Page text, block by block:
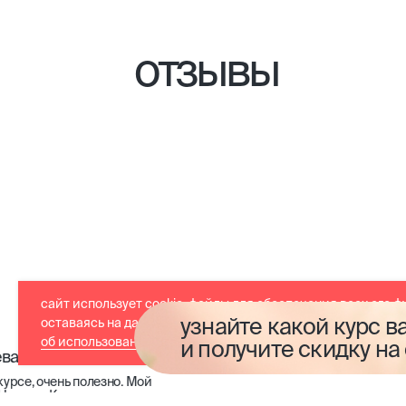
узнайте какой курс
и получите скидку
отзывы
полезно. Мой
научила меня
сайт использует cookie-файлы для обеспечения всех его
оставаясь на данном сайте, вы принимаете условия
об использовании cookie-файлов